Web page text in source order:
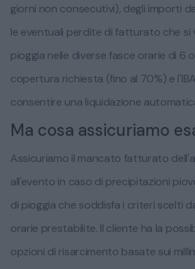
giorni non consecutivi), degli importi
le eventuali perdite di fatturato che si
pioggia nelle diverse fasce orarie di 6
copertura richiesta (fino al 70%) e
consentire una liquidazione
Ma cosa assicuriamo
Assicuriamo il mancato fatturato
all'evento in caso di precipitazioni
di pioggia che soddisfa i criteri scelti
orarie prestabilite. Il cliente ha la
opzioni di risarcimento basate sui